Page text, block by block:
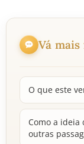
Vá
O que este
Como a ideia
outras